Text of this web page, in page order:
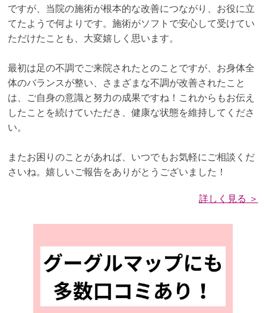
ですが、当院の施術が根本的な改善につながり、お役に立
てたようで何よりです。施術がソフトで安心して受けてい
ただけたことも、大変嬉しく思います。
最初は足の不調でご来院されたとのことですが、お身体全
体のバランスが整い、さまざまな不調が改善されたこと
は、ご自身の意識と努力の成果ですね！これからもお伝え
したことを続けていただき、健康な状態を維持してくださ
い。
またお困りのことがあれば、いつでもお気軽にご相談くだ
さいね。嬉しいご報告をありがとうございました！
詳しく見る ＞